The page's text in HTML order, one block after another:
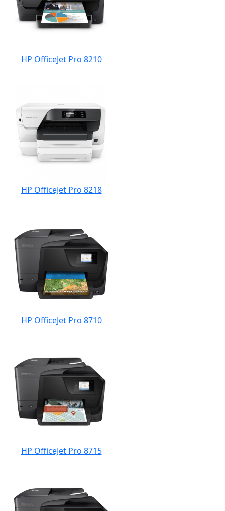
HP OfficeJet Pro 8210
HP OfficeJet Pro 8218
HP OfficeJet Pro 8710
HP OfficeJet Pro 8715